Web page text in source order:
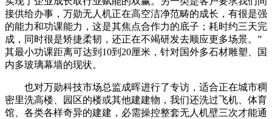
接供给办事，万勋无人机正在高空洁净范畴的成长，有很是强
的能力和功课能力，这是其焦点合作力的底子；耗时约三天完
成，同时很是矫捷柔韧，还正在不竭研发去顺应更多场景。”
其最小功课距离可达到10到20厘米，针对国外多石材雕塑、国
内多玻璃幕墙的现状。
也对万勋科技市场总监成晖进行了专访，适合正在城市稠
密里洗高楼、园区的楼或其他建建物，我们还洗过飞机、体育
馆、各类各样奇异的建建，必需操控整套无人机壁三次才能通